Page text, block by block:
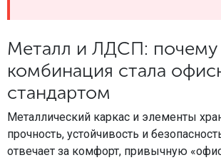
Металл и ЛДСП: почему
комбинация стала
стандартом
Металлический каркас и элементы
прочность, устойчивость и
отвечает за комфорт, привычную